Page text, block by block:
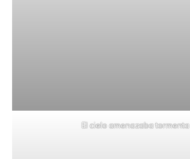
El cielo amenazaba tormenta